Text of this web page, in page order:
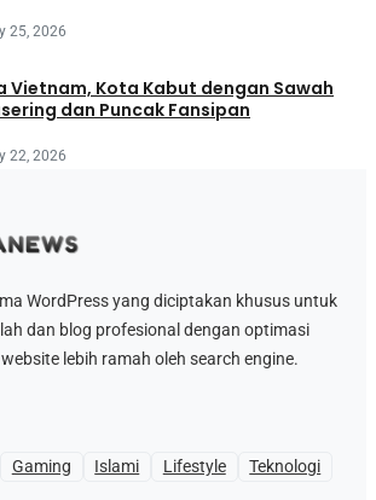
25, 2026
Vietnam, Kota Kabut dengan Sawah
dan Puncak Fansipan
22, 2026
WordPress yang diciptakan khusus untuk
dan blog profesional dengan optimasi
lebih ramah oleh search engine.
Gaming Islami Lifestyle
Teknologi